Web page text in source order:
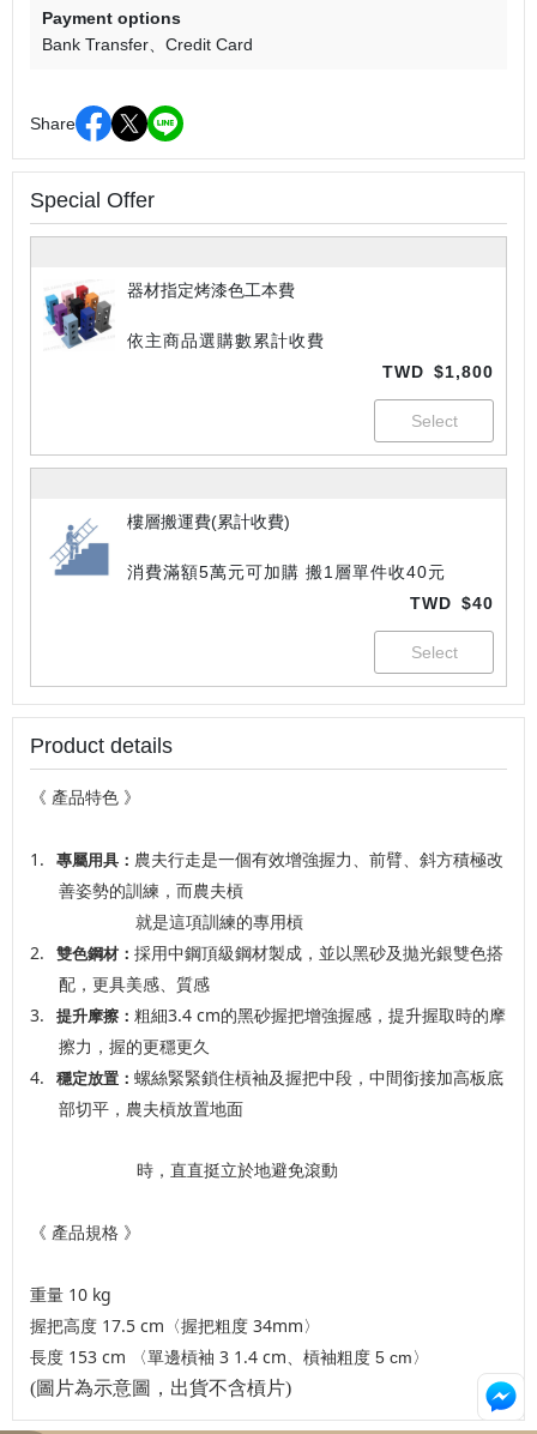
Payment options
Bank Transfer
Credit Card
Share
Special Offer
器材指定烤漆色工本費
依主商品選購數累計收費
TWD $1,800
樓層搬運費(累計收費)
消費滿額5萬元可加購 搬1層單件收40元
TWD $40
Product details
《 產品特色 》
1. 專屬用具： 農夫行走是一個有效增強握力、前臂、斜方積極改
善姿勢的訓練，而農夫槓
就是這項訓練的專用槓
2. 雙色鋼材： 採用中鋼頂級鋼材製成，並以黑砂及拋光銀雙色搭
配，更具美感、質感
3. 提升摩擦： 粗細3.4 cm的黑砂握把增強握感，提升握取時的摩
擦力，握的更穩更久
4. 穩定放置： 螺絲緊緊鎖住槓袖及握把中段，中間銜接加高板底
部切平，農夫槓放置地面
時，直直挺立於地避免滾動
《 產品規格 》
重量 10 kg
握把高度 17.5 cm 〈握把粗度 34mm〉
長度 153 cm 〈單邊槓袖 3 1.4 cm、 槓袖粗度 5 cm〉
(圖片為示意圖，出貨不含槓片)